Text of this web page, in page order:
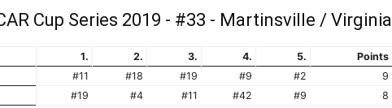
Cup Series 2019 - #33 - Martinsville / Virginia
1. 2. 3. 4. 5.
Points
#11 #18 #19 #9 #2
9
#19 #4 #11 #42 #9
8